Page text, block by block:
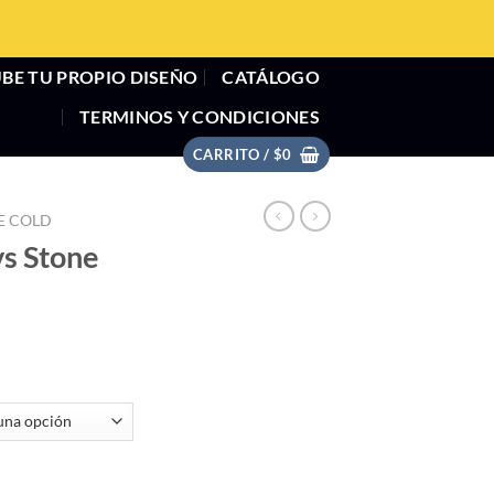
TU PROPIO DISEÑO
CATÁLOGO
TERMINOS Y CONDICIONES
CARRITO / $0
COLD
Stone